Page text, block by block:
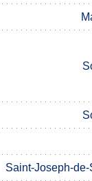
Saint-Joseph-de-